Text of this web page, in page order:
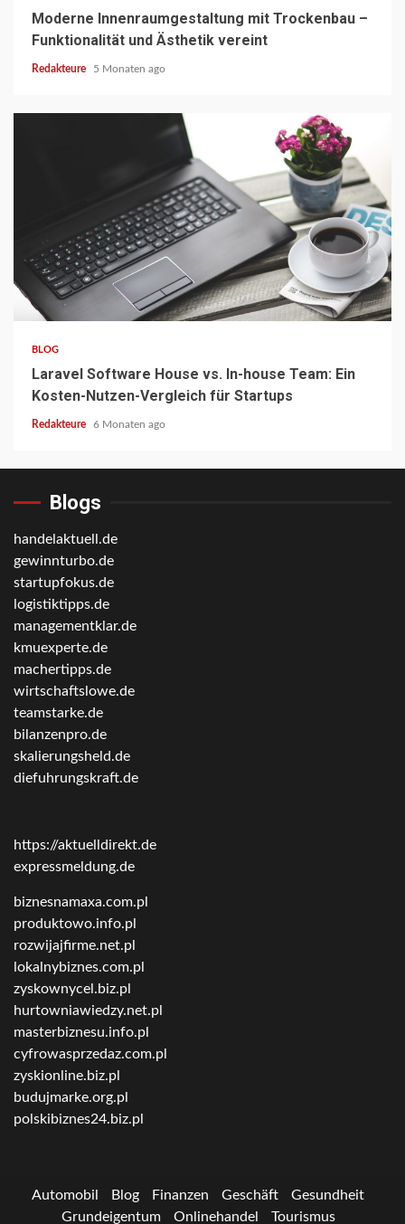
Moderne Innenraumgestaltung mit Trockenbau –
Funktionalität und Ästhetik vereint
Redakteure 5 Monaten ago
5 min read
BLOG
Laravel Software House vs. In-house Team: Ein
Kosten-Nutzen-Vergleich für Startups
Redakteure 6 Monaten ago
Blogs
handelaktuell.de
gewinnturbo.de
startupfokus.de
logistiktipps.de
managementklar.de
kmuexperte.de
machertipps.de
wirtschaftslowe.de
teamstarke.de
bilanzenpro.de
skalierungsheld.de
diefuhrungskraft.de
https://aktuelldirekt.de
expressmeldung.de
biznesnamaxa.com.pl
produktowo.info.pl
rozwijajfirme.net.pl
lokalnybiznes.com.pl
zyskownycel.biz.pl
hurtowniawiedzy.net.pl
masterbiznesu.info.pl
cyfrowasprzedaz.com.pl
zyskionline.biz.pl
budujmarke.org.pl
polskibiznes24.biz.pl
Automobil Blog Finanzen Geschäft
Gesundheit
Grundeigentum
Onlinehandel Tourismus